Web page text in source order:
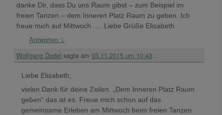
danke Dir, dass Du uns Raum gibst – zum Beispiel im
freien Tanzen – dem Inneren Platz Raum zu geben. Ich
freue mich auf Mittwoch …. Liebe Grüße Elisabeth
Antworten ↓
Wolfgang Dodel sagte am 03.11.2015 um 10:43 :
Liebe Elisabeth,
vielen Dank für deine Zeilen. „Dem Inneren Platz Raum
geben“ das ist es. Freue mich schon auf das
gemeinsame Erleben am Mittwoch beim freien Tanzen